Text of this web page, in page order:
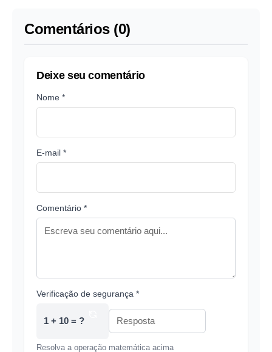
Comentários (0)
Deixe seu comentário
Nome *
E-mail *
Comentário *
Verificação de segurança *
1 + 10 = ?
Resolva a operação matemática acima